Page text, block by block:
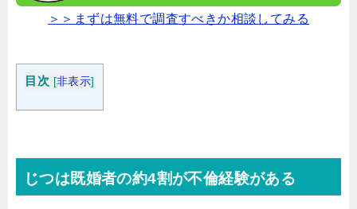
＞＞まずは無料で調査すべきか相談してみる
目次 [非表示]
じつは既婚者の約4割が不倫経験がある